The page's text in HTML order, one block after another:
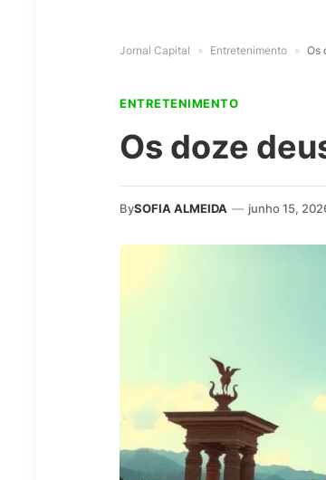
Jornal Capital » Entretenimento » Os
ENTRETENIMENTO
Os doze
BySOFIA ALMEIDA — junho 15,